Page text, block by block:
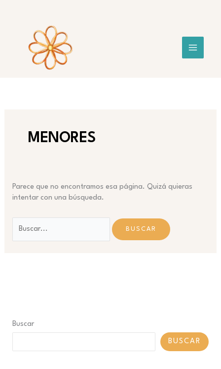
MENORES
Parece que no encontramos esa página. Quizá quieras
intentar con una búsqueda.
Buscar
BUSCAR